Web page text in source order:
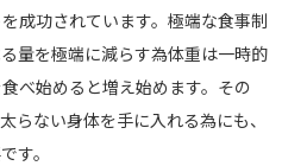
成功されています。極端な食事制
量を極端に減らす為体重は一時的
べ始めると増え始めます。その
らない身体を手に入れる為にも、
す。